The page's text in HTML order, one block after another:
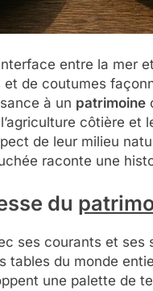
entre la mer
et de coutumes
à un patrimoine
côtière et
de leur milieu
raconte une
du
ses courants et ses
tables du monde
une palette de